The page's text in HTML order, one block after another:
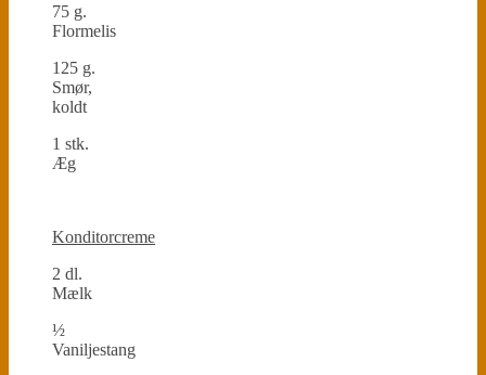
75 g.
Flormelis
125 g.
Smør,
koldt
1 stk.
Æg
Konditorcreme
2 dl.
Mælk
½
Vaniljestang